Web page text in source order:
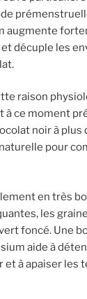
augmente
décuple les
raison
à ce moment
noir à plus
pour
en très
les
foncé. Une
aide à
à apaiser les